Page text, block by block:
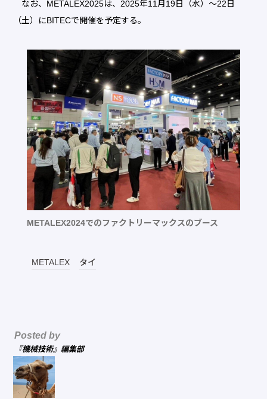
なお、METALEX2025は、2025年11月19日（水）～22日
（土）にBITECで開催を予定する。
METALEX2024でのファクトリーマックスのブース
METALEX タイ
Posted by
『機械技術』編集部